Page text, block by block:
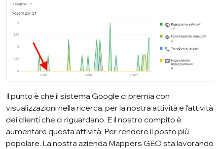
Il punto è che il sistema Google ci premia con
visualizzazioni nella ricerca, per la nostra attività e l’attività
dei clienti che ci riguardano. E il nostro compito è
aumentare questa attività. Per rendere il posto più
popolare. La nostra azienda Mappers GEO sta lavorando